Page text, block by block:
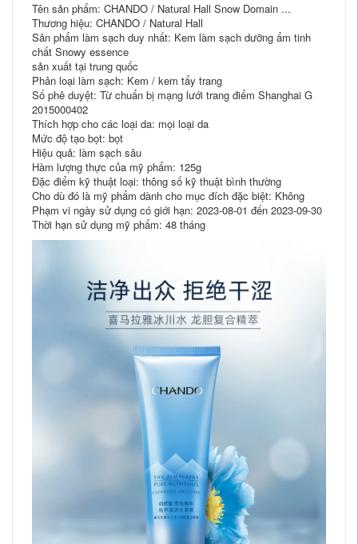
Tên sản phẩm: CHANDO / Natural Hall Snow Domain ...
Thương hiệu: CHANDO / Natural Hall
Sản phẩm làm sạch duy nhất: Kem làm sạch dưỡng ẩm tinh
chất Snowy essence
sản xuất tại trung quốc
Phân loại làm sạch: Kem / kem tẩy trang
Số phê duyệt: Từ chuẩn bị mạng lưới trang điểm Shanghai G
2015000402
Thích hợp cho các loại da: mọi loại da
Mức độ tạo bọt: bọt
Hiệu quả: làm sạch sâu
Hàm lượng thực của mỹ phẩm: 125g
Đặc điểm kỹ thuật loại: thông số kỹ thuật bình thường
Cho dù đó là mỹ phẩm dành cho mục đích đặc biệt: Không
Phạm vi ngày sử dụng có giới hạn: 2023-08-01 đến 2023-09-30
Thời hạn sử dụng mỹ phẩm: 48 tháng